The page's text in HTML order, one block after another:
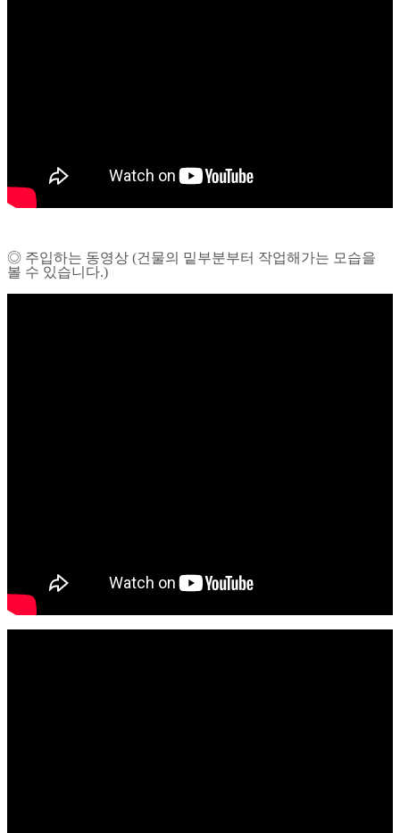
◎ 주입하는 동영상 (건물의 밑부분부터 작업해가는 모습을
볼 수 있습니다.)